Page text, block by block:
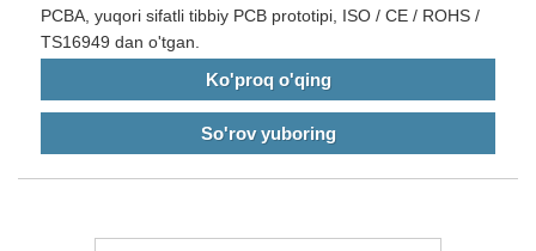
PCBA, yuqori sifatli tibbiy PCB prototipi, ISO / CE / ROHS /
TS16949 dan o'tgan.
Ko'proq o'qing
So'rov yuboring